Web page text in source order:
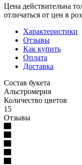
Цена действительна
отличаться от цен в
Характеристики
Отзывы
Как купить
Оплата
Доставка
Состав букета
Альстромерия
Количество цветов
15
Отзывы